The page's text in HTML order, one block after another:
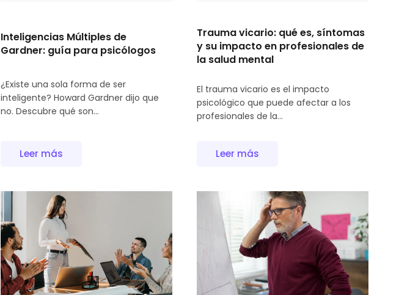
Inteligencias Múltiples de
Gardner: guía para psicólogos
¿Existe una sola forma de ser
inteligente? Howard Gardner dijo que
no. Descubre qué son...
Leer más
Trauma vicario: qué es, síntomas
y su impacto en profesionales de
la salud mental
El trauma vicario es el impacto
psicológico que puede afectar a los
profesionales de la...
Leer más